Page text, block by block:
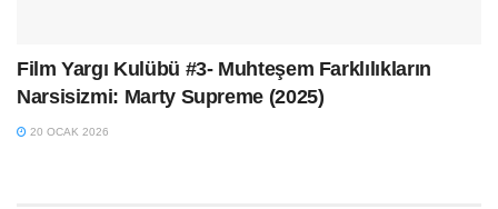
Film Yargı Kulübü #3- Muhteşem Farklılıkların
Narsisizmi: Marty Supreme (2025)
20 OCAK 2026